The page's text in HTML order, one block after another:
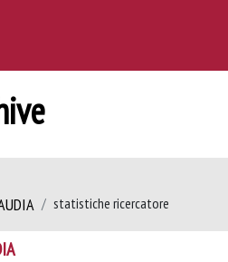
statistiche ricercatore